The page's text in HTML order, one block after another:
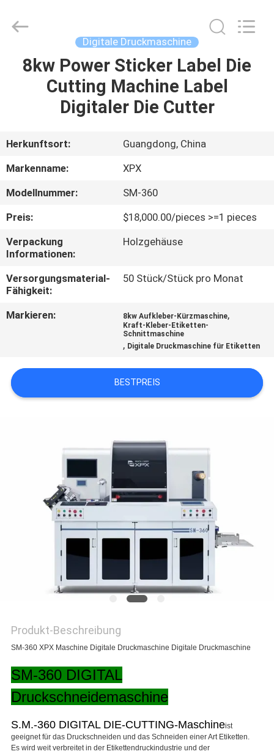
HAUSE
VIDEOS
VR-
SHOW
ÜBER
UNS
WERKSBESICHTIGUNG
KONTAKT
NEUIGKEITEN
RECHTSSACHEN
SITEMAP
DATENSCHUTZRICHTLINIE
Reserved.
Digitale Druckmaschine
8kw Power Sticker Label Die
Cutting Machine Label
Digitaler Die Cutter
Herkunftsort:
Guangdong, China
Markenname:
XPX
Modellnummer:
SM-360
Preis:
$18,000.00/pieces >=1 pieces
Verpackung
Informationen:
Holzgehäuse
Versorgungsmaterial-
Fähigkeit:
50 Stück/Stück pro Monat
Markieren: 8kw Aufkleber-Kürzmaschine,
Kraft-Kleber-Etiketten-
Schnittmaschine
, Digitale Druckmaschine für Etiketten
BESTPREIS
Produkt-Beschreibung
SM-360 XPX Maschine Digitale Druckmaschine Digitale Druckmaschine
SM-360 DIGITAL
Druckschneidemaschine
S.M.-360 DIGITAL DIE-CUTTING-Maschineist
geeignet für das Druckschneiden und das Schneiden einer Art Etiketten.
Es wird weit verbreitet in der Etikettendruckindustrie und der